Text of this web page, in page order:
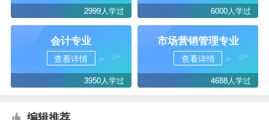
2999人学过 6000人学过
会计专业
查看详情
3950人学过
市场营销管理专业
查看详情
4688人学过